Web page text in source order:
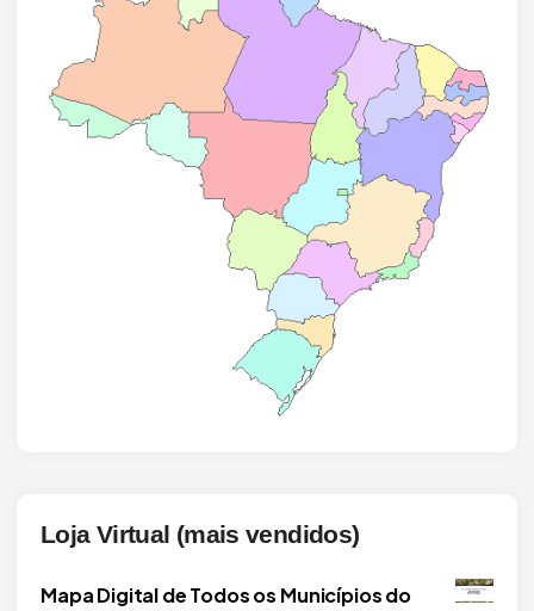
Loja Virtual (mais vendidos)
Mapa Digital de Todos os Municípios do